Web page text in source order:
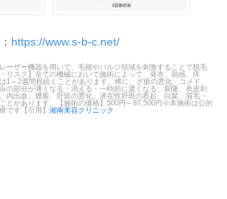
https://www.s-b-c.net/
ーザー機器を用いて、毛根やバルジ領域を刺激することで脱毛
リスク】全ての機械において施術によって、発赤、熱感、痒
1～2週間程続くことがあります。稀に、ざ瘡の悪化、コメド、
の部分が薄くなる・消える・一時的に濃くなる、膨隆、表皮剥
内出血、腫脹、肝斑の悪化、潜在性肝斑の惹起、白髪、眉毛・
とがあります。【施術の価格】500円～87,500円※本施術は公的
です【引用】 湘南美容クリニック